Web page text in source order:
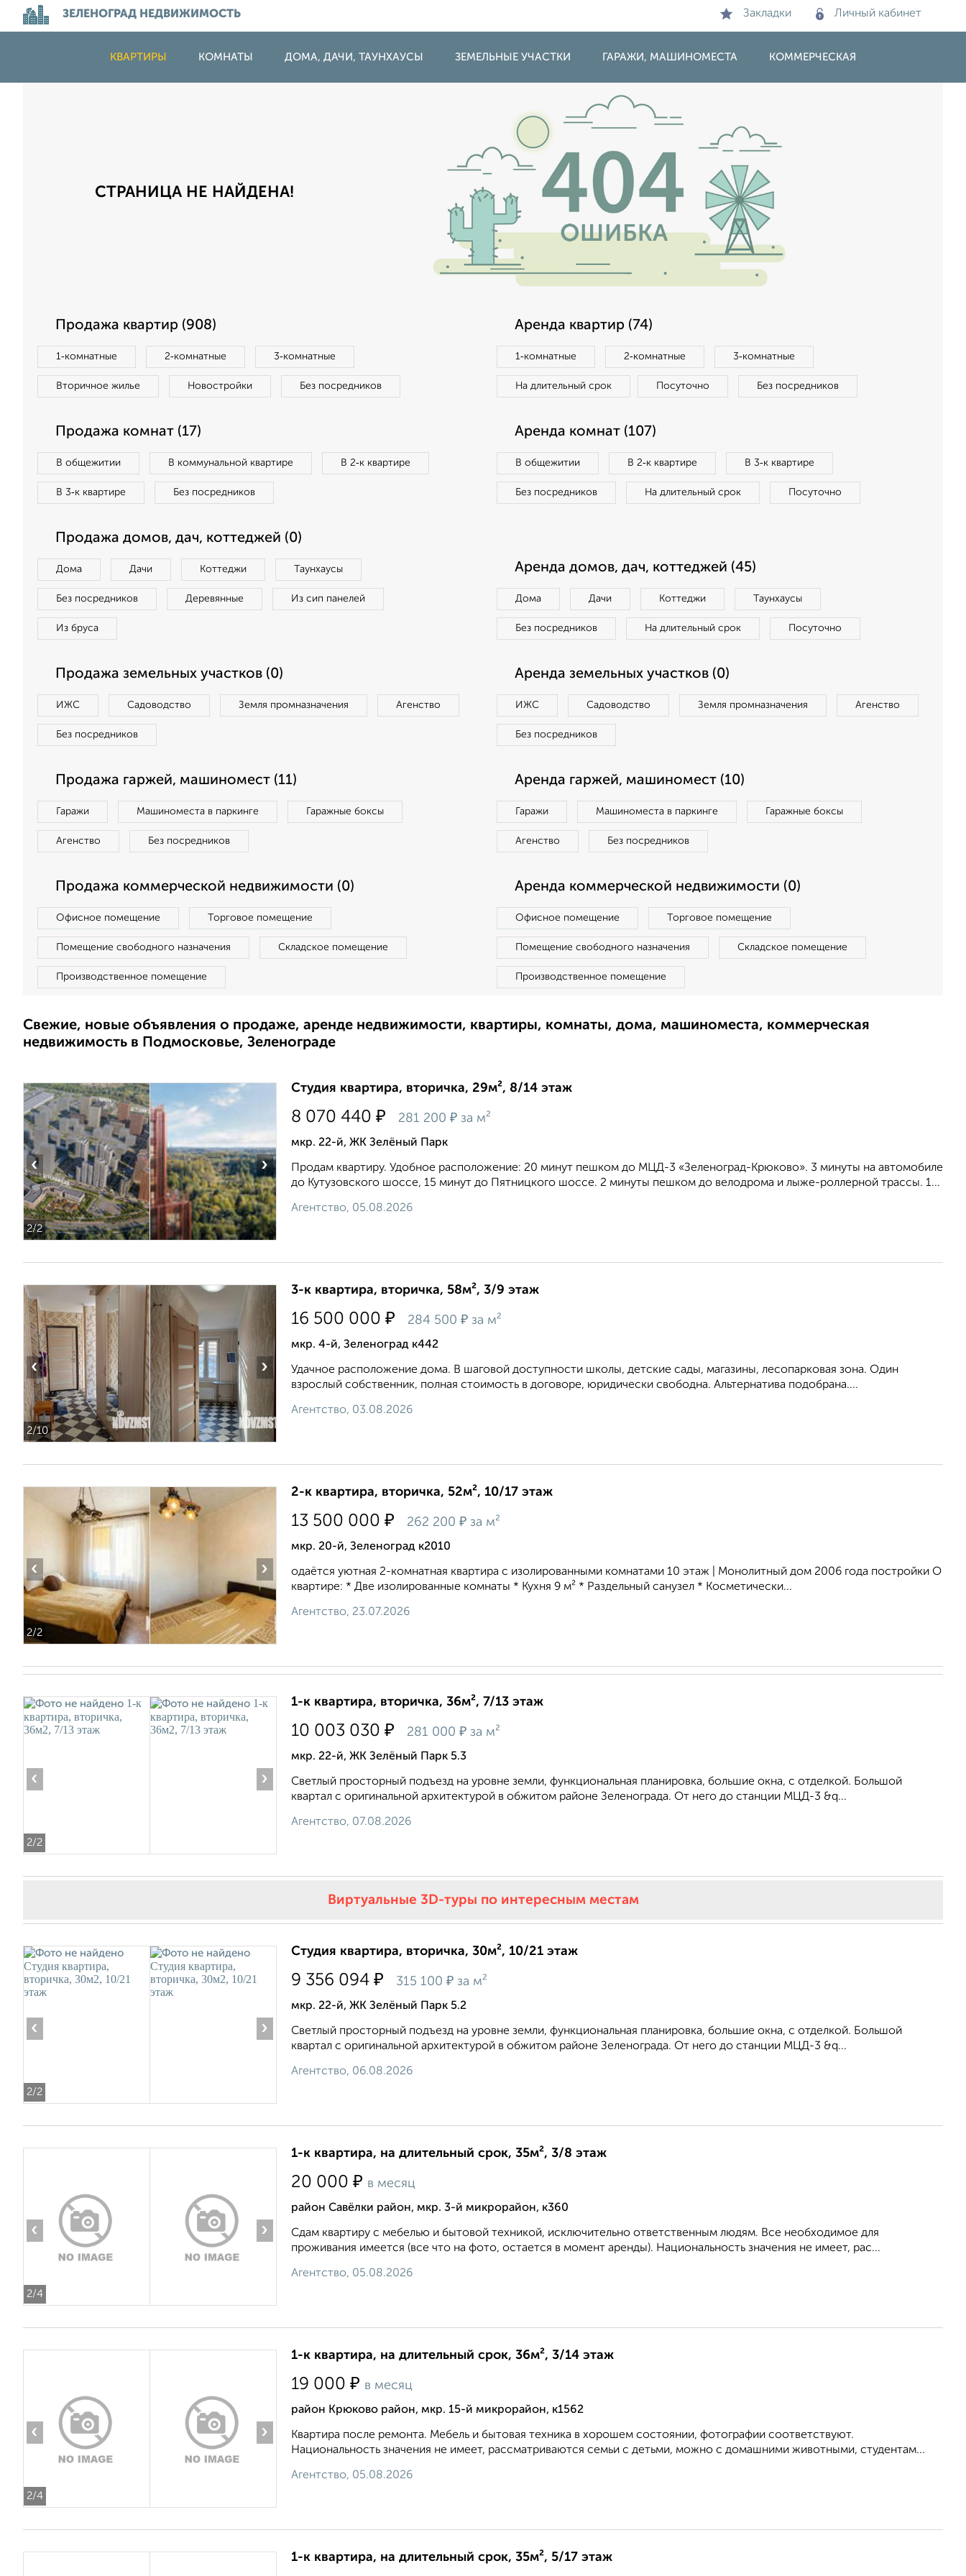
ЗЕЛЕНОГРАД НЕДВИЖИМОСТЬ Закладки Личный кабинет
КВАРТИРЫ КОМНАТЫ ДОМА, ДАЧИ, ТАУНХАУСЫ ЗЕМЕЛЬНЫЕ УЧАСТКИ ГАРАЖИ, МАШИНОМЕСТА КОММЕРЧЕСКАЯ
СТРАНИЦА НЕ НАЙДЕНА!
Продажа квартир (908)
1‑комнатные 2‑комнатные 3‑комнатные
Вторичное жилье Новостройки Без посредников
Аренда квартир (74)
1‑комнатные 2‑комнатные 3‑комнатные
На длительный срок Посуточно Без посредников
Продажа комнат (17)
В общежитии В коммунальной квартире В 2‑к квартире
В 3‑к квартире Без посредников
Аренда комнат (107)
В общежитии В 2‑к квартире В 3‑к квартире
Без посредников На длительный срок Посуточно
Продажа домов, дач, коттеджей (0)
Дома Дачи Коттеджи Таунхаусы
Без посредников Деревянные Из сип панелей
Из бруса
Аренда домов, дач, коттеджей (45)
Дома Дачи Коттеджи Таунхаусы
Без посредников На длительный срок Посуточно
Продажа земельных участков (0)
ИЖС Садоводство Земля промназначения Агенство
Без посредников
Аренда земельных участков (0)
ИЖС Садоводство Земля промназначения Агенство
Без посредников
Продажа гаржей, машиномест (11)
Гаражи Машиноместа в паркинге Гаражные боксы
Агенство Без посредников
Аренда гаржей, машиномест (10)
Гаражи Машиноместа в паркинге Гаражные боксы
Агенство Без посредников
Продажа коммерческой недвижимости (0)
Офисное помещение Торговое помещение
Помещение свободного назначения Складское помещение
Производственное помещение
Аренда коммерческой недвижимости (0)
Офисное помещение Торговое помещение
Помещение свободного назначения Складское помещение
Производственное помещение
Свежие, новые объявления о продаже, аренде недвижимости, квартиры, комнаты, дома, машиноместа, коммерческая
недвижимость в Подмосковье, Зеленограде
2/2
‹ ›
Студия квартира, вторичка, 29м², 8/14 этаж
8 070 440 ₽ 281 200 ₽ за м²
мкр. 22-й, ЖК Зелёный Парк
Продам квартиру. Удобное расположение: 20 минут пешком до МЦД-3 «Зеленоград-Крюково». 3 минуты на автомобиле
до Кутузовского шоссе, 15 минут до Пятницкого шоссе. 2 минуты пешком до велодрома и лыже-роллерной трассы. 1...
Агентство, 05.08.2026
2/10
‹ ›
3-к квартира, вторичка, 58м², 3/9 этаж
16 500 000 ₽ 284 500 ₽ за м²
мкр. 4-й, Зеленоград к442
Удачное расположение дома. В шаговой доступности школы, детские сады, магазины, лесопарковая зона. Один
взрослый собственник, полная стоимость в договоре, юридически свободна. Альтернатива подобрана....
Агентство, 03.08.2026
2/2
‹ ›
2-к квартира, вторичка, 52м², 10/17 этаж
13 500 000 ₽ 262 200 ₽ за м²
мкр. 20-й, Зеленоград к2010
одаётся уютная 2-комнатная квартира с изолированными комнатами 10 этаж | Монолитный дом 2006 года постройки О
квартире: * Две изолированные комнаты * Кухня 9 м² * Раздельный санузел * Косметически...
Агентство, 23.07.2026
2/2
‹ ›
1-к квартира, вторичка, 36м², 7/13 этаж
10 003 030 ₽ 281 000 ₽ за м²
мкр. 22-й, ЖК Зелёный Парк 5.3
Светлый просторный подъезд на уровне земли, функциональная планировка, большие окна, c отделкой. Большой
квартал с оригинальной архитектурой в обжитом районе Зеленограда. От него до станции МЦД-3 &q...
Агентство, 07.08.2026
Виртуальные 3D-туры по интересным местам
2/2
‹ ›
Студия квартира, вторичка, 30м², 10/21 этаж
9 356 094 ₽ 315 100 ₽ за м²
мкр. 22-й, ЖК Зелёный Парк 5.2
Светлый просторный подъезд на уровне земли, функциональная планировка, большие окна, c отделкой. Большой
квартал с оригинальной архитектурой в обжитом районе Зеленограда. От него до станции МЦД-3 &q...
Агентство, 06.08.2026
2/4
‹ ›
1-к квартира, на длительный срок, 35м², 3/8 этаж
20 000 ₽ в месяц
район Савёлки район, мкр. 3-й микрорайон, к360
Сдам квартиру с мебелью и бытовой техникой, исключительно ответственным людям. Все необходимое для
проживания имеется (все что на фото, остается в момент аренды). Национальность значения не имеет, рас...
Агентство, 05.08.2026
2/4
‹ ›
1-к квартира, на длительный срок, 36м², 3/14 этаж
19 000 ₽ в месяц
район Крюково район, мкр. 15-й микрорайон, к1562
Квартира после ремонта. Мебель и бытовая техника в хорошем состоянии, фотографии соответствуют.
Национальность значения не имеет, рассматриваются семьи с детьми, можно с домашними животными, студентам...
Агентство, 05.08.2026
1-к квартира, на длительный срок, 35м², 5/17 этаж